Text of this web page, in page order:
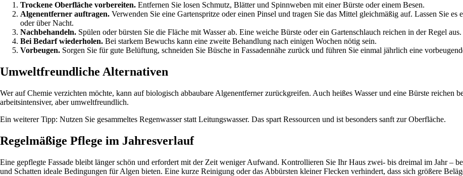
Trockene Oberfläche vorbereiten. Entfernen Sie losen Schmutz, Blätter und Spinnweben mit einer Bürste oder einem Besen.
Algenentferner auftragen. Verwenden Sie eine Gartenspritze oder einen Pinsel und tragen Sie das Mittel gleichmäßig auf. Lassen Sie
oder über Nacht.
Nachbehandeln. Spülen oder bürsten Sie die Fläche mit Wasser ab. Eine weiche Bürste oder ein Gartenschlauch reichen in der Regel
Bei Bedarf wiederholen. Bei starkem Bewuchs kann eine zweite Behandlung nach einigen Wochen nötig sein.
Vorbeugen. Sorgen Sie für gute Belüftung, schneiden Sie Büsche in Fassadennähe zurück und führen Sie einmal jährlich eine
Umweltfreundliche Alternativen
Wer auf Chemie verzichten möchte, kann auf biologisch abbaubare Algenentferner zurückgreifen. Auch heißes Wasser und eine Bürste reichen
arbeitsintensiver, aber umweltfreundlich.
Ein weiterer Tipp: Nutzen Sie gesammeltes Regenwasser statt Leitungswasser. Das spart Ressourcen und ist besonders sanft zur Oberfläche.
Regelmäßige Pflege im Jahresverlauf
Eine gepflegte Fassade bleibt länger schön und erfordert mit der Zeit weniger Aufwand. Kontrollieren Sie Ihr Haus zwei- bis dreimal im Jahr –
und Schatten ideale Bedingungen für Algen bieten. Eine kurze Reinigung oder das Abbürsten kleiner Flecken verhindert, dass sich größere